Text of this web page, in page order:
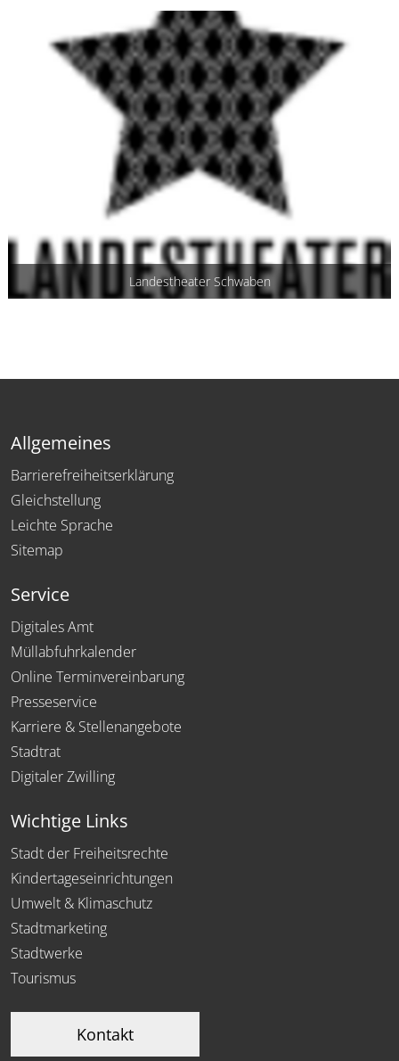
Landestheater Schwaben
Allgemeines
Barrierefreiheitserklärung
Gleichstellung
Leichte Sprache
Sitemap
Service
Digitales Amt
Müllabfuhrkalender
Online Terminvereinbarung
Presseservice
Karriere & Stellenangebote
Stadtrat
Digitaler Zwilling
Wichtige Links
Stadt der Freiheitsrechte
Kindertageseinrichtungen
Umwelt & Klimaschutz
Stadtmarketing
Stadtwerke
Tourismus
Kontakt